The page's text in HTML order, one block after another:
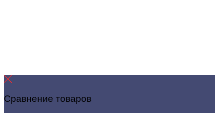
Сравнение товаров